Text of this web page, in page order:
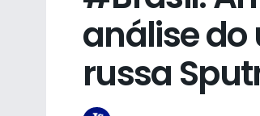
análise
russa